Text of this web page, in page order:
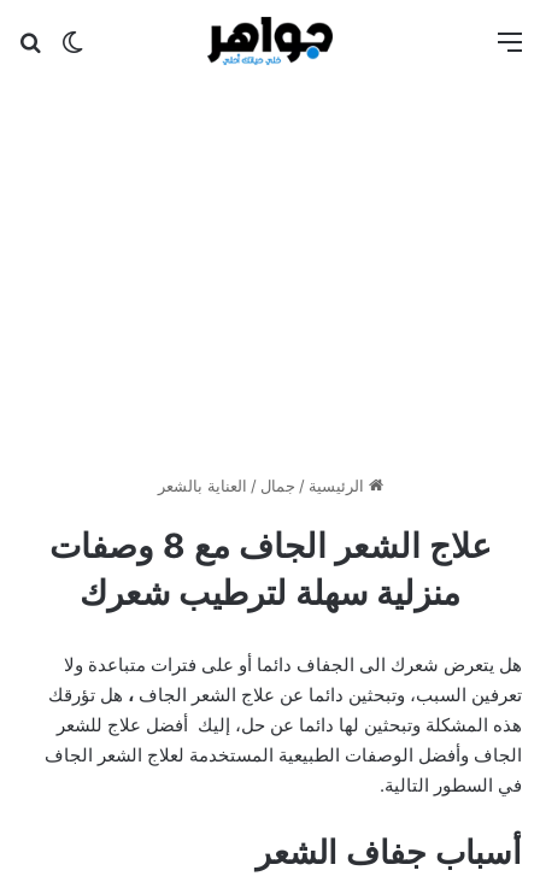
الوضع القائمة
الرئيسية / جمال / العناية بالشعر
علاج الشعر الجاف مع 8 وصفات
منزلية سهلة لترطيب شعرك
هل يتعرض شعرك الى الجفاف دائما أو على فترات متباعدة ولا
تعرفين السبب، وتبحثين دائما عن علاج الشعر الجاف ، هل تؤرقك
هذه المشكلة وتبحثين لها دائما عن حل، إليك أفضل علاج للشعر
الجاف وأفضل الوصفات الطبيعية المستخدمة لعلاج الشعر الجاف
في السطور التالية.
أسباب جفاف الشعر